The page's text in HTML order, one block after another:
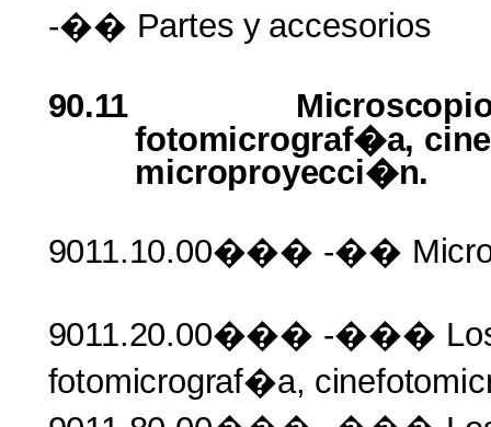
-�� Partesy accesorios
90.11
fotomicrograf�a,
microproyecci�n.
9011.10.00��� -��
9011.20.00��� -���
fotomicrograf�a,